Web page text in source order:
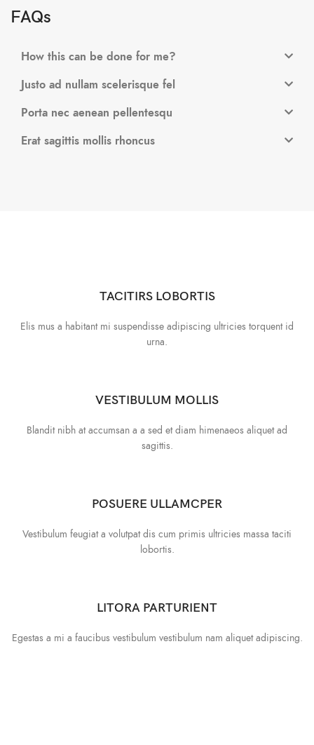
FAQs
How this can be done for me?
Justo ad nullam scelerisque fel
Porta nec aenean pellentesqu
Erat sagittis mollis rhoncus
TACITIRS LOBORTIS
Elis mus a habitant mi suspendisse adipiscing ultricies torquent id
urna.
VESTIBULUM MOLLIS
Blandit nibh at accumsan a a sed et diam himenaeos aliquet ad
sagittis.
POSUERE ULLAMCPER
Vestibulum feugiat a volutpat dis cum primis ultricies massa taciti
lobortis.
LITORA PARTURIENT
Egestas a mi a faucibus vestibulum vestibulum nam aliquet adipiscing.